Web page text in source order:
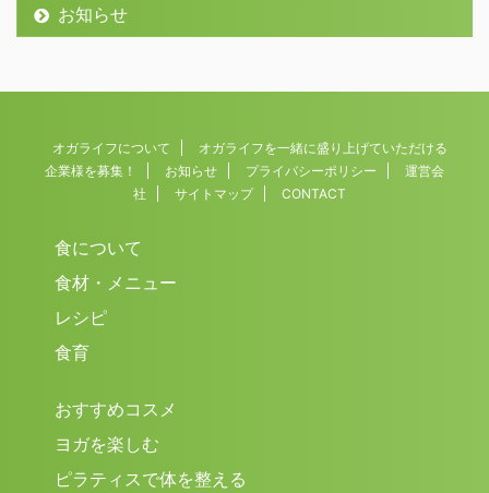
お知らせ
オガライフについて
オガライフを一緒に盛り上げていただける
企業様を募集！
お知らせ プライバシーポリシー
運営会
社
サイトマップ CONTACT
食について
食材・メニュー
レシピ
食育
おすすめコスメ
ヨガを楽しむ
ピラティスで体を整える